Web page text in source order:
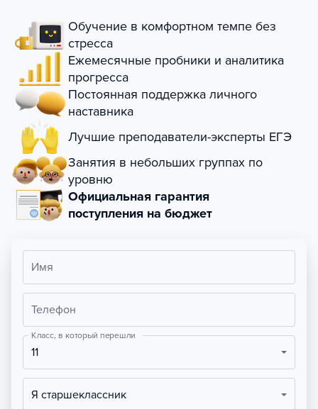
Обучение в комфортном темпе без
стресса
Ежемесячные пробники и аналитика
прогресса
Постоянная поддержка личного
наставника
Лучшие преподаватели-эксперты ЕГЭ
Занятия в небольших группах по
уровню
Официальная гарантия
поступления на бюджет
Имя
Телефон
Класс, в который перешли
11
Я старшеклассник